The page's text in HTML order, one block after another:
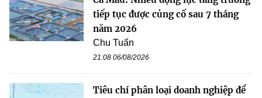
tiếp tục được củng cố sau 7 tháng
năm 2026
Chu Tuấn
21:08 06/08/2026
Tiêu chí phân loại doanh nghiệp để